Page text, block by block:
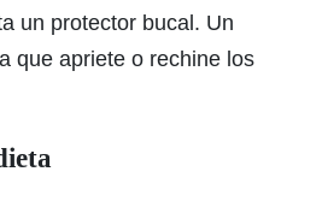
un protector bucal. Un
que apriete o rechine los